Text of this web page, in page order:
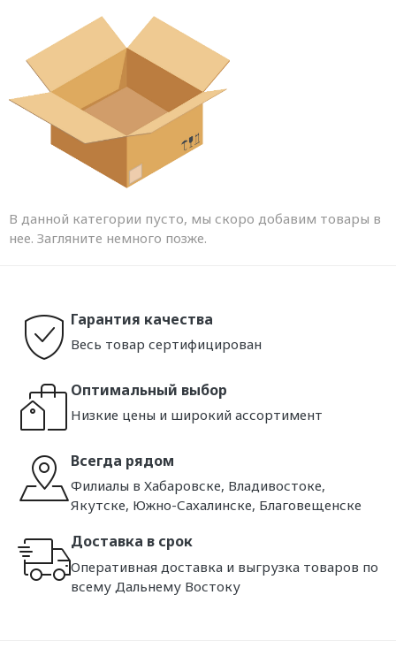
В данной категории пусто, мы скоро добавим товары в
нее. Загляните немного позже.
Гарантия качества
Весь товар сертифицирован
Оптимальный выбор
Низкие цены и широкий ассортимент
Всегда рядом
Филиалы в Хабаровске, Владивостоке,
Якутске, Южно-Сахалинске, Благовещенске
Доставка в срок
Оперативная доставка и выгрузка товаров по
всему Дальнему Востоку